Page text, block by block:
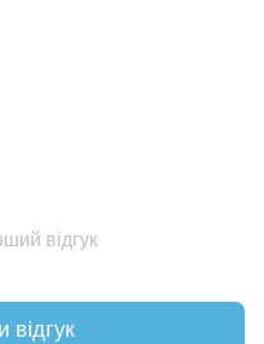
відгук
відгук